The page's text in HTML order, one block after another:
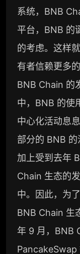
查阅分
淀内容）
机构专
研精进）
可下载报
数据库产
供，2次/
研究报告
80+ 赛道
Web3 产
研究简报
取研究对
市场脉
更新，
项目融资
系统，BNB
平台，BNB 的
的考虑。这样
有者信赖更多
BNB Chain 的
中，BNB 的使
中心化活动息
部分的 BNB
加上受到去年
Chain 生态的
中。因此，为
BNB Chain 生
年 9 月，BNB
PancakeSwap